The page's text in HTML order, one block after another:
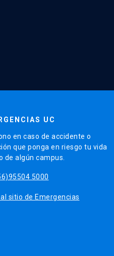
UC
en caso de accidente o
que ponga en riesgo tu vida
de algún campus.
5000
al sitio de Emergencias